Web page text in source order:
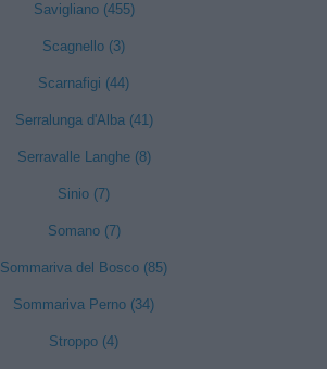
Savigliano (455)
Scagnello (3)
Scarnafigi (44)
Serralunga d'Alba (41)
Serravalle Langhe (8)
Sinio (7)
Somano (7)
Sommariva del Bosco (85)
Sommariva Perno (34)
Stroppo (4)